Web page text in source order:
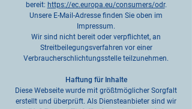
bereit: https://ec.europa.eu/consumers/odr.
Unsere E-Mail-Adresse finden Sie oben im
Impressum.
Wir sind nicht bereit oder verpflichtet, an
Streitbeilegungsverfahren vor einer
Verbraucherschlichtungsstelle teilzunehmen.
Haftung für Inhalte
Diese Webseite wurde mit größtmöglicher Sorgfalt
erstellt und überprüft. Als Diensteanbieter sind wir